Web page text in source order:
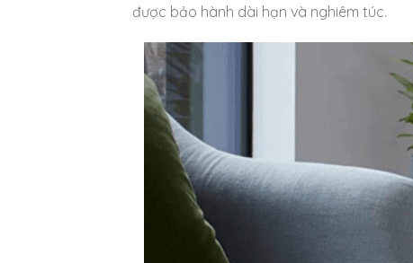
được bảo hành dài hạn và nghiêm túc.